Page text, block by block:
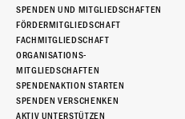
SPENDEN UND MITGLIEDSCHAFTEN
FÖRDERMITGLIEDSCHAFT
FACHMITGLIEDSCHAFT
ORGANISATIONS-
MITGLIEDSCHAFTEN
SPENDENAKTION STARTEN
SPENDEN VERSCHENKEN
AKTIV UNTERSTÜTZEN